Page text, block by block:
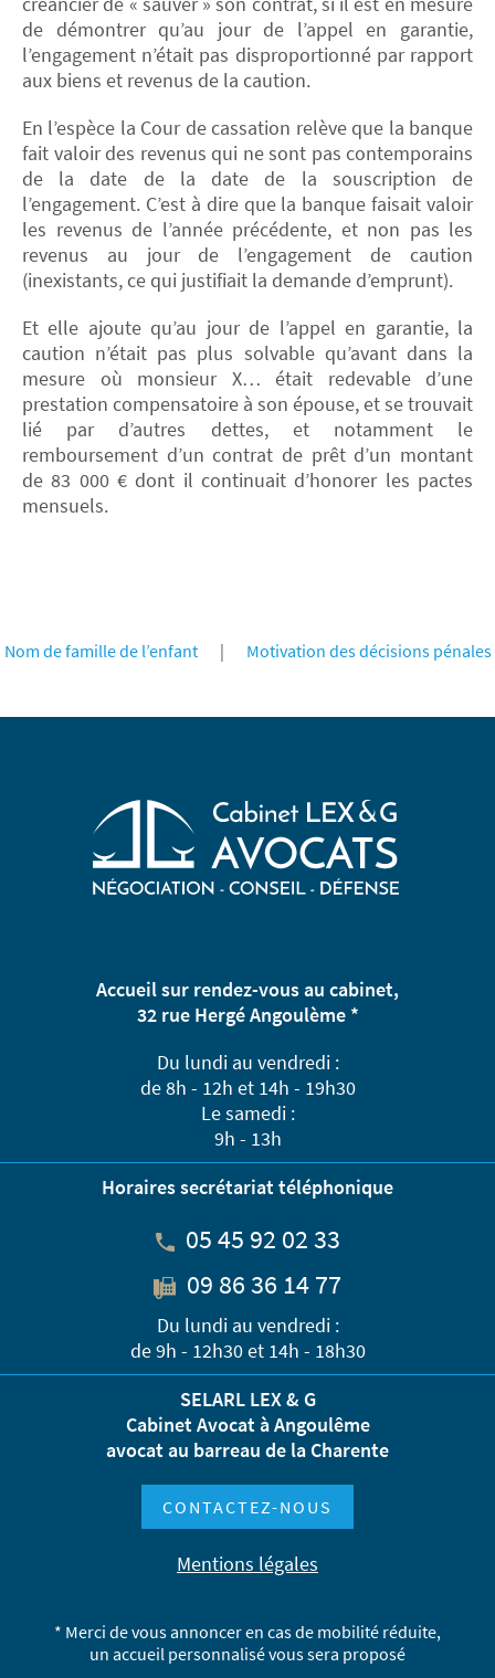
de démontrer qu’au jour de l’appel en garantie,
l’engagement n’était pas disproportionné par rapport
aux biens et revenus de la caution.
En l’espèce la Cour de cassation relève que la banque
fait valoir des revenus qui ne sont pas contemporains
de la date de la date de la souscription de
l’engagement. C’est à dire que la banque faisait valoir
les revenus de l’année précédente, et non pas les
revenus au jour de l’engagement de caution
(inexistants, ce qui justifiait la demande d’emprunt).
Et elle ajoute qu’au jour de l’appel en garantie, la
caution n’était pas plus solvable qu’avant dans la
mesure où monsieur X… était redevable d’une
prestation compensatoire à son épouse, et se trouvait
lié par d’autres dettes, et notamment le
remboursement d’un contrat de prêt d’un montant
de 83 000 € dont il continuait d’honorer les pactes
mensuels.
Nom de famille de l’enfant | Motivation des décisions pénales
Accueil sur rendez-vous au cabinet,
32 rue Hergé Angoulème *
Du lundi au vendredi :
de 8h - 12h et 14h - 19h30
Le samedi :
9h - 13h
Horaires secrétariat téléphonique
05 45 92 02 33
09 86 36 14 77
Du lundi au vendredi :
de 9h - 12h30 et 14h - 18h30
SELARL LEX & G
Cabinet Avocat à Angoulême
avocat au barreau de la Charente
CONTACTEZ-NOUS
Mentions légales
* Merci de vous annoncer en cas de mobilité réduite,
un accueil personnalisé vous sera proposé